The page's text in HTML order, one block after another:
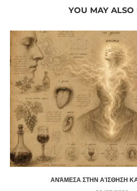
YOU MAY ALSO
ΑΝΆΜΕΣΑ ΣΤΗΝ ΑΊΣΘΗΣΗ